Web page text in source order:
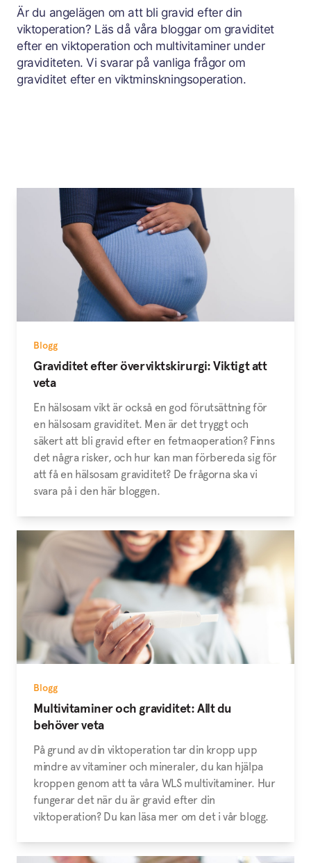
Är du angelägen om att bli gravid efter din
viktoperation? Läs då våra bloggar om graviditet
efter en viktoperation och multivitaminer under
graviditeten. Vi svarar på vanliga frågor om
graviditet efter en viktminskningsoperation.
Blogg
Graviditet efter överviktskirurgi: Viktigt att
veta
En hälsosam vikt är också en god förutsättning för
en hälsosam graviditet. Men är det tryggt och
säkert att bli gravid efter en fetmaoperation? Finns
det några risker, och hur kan man förbereda sig för
att få en hälsosam graviditet? De frågorna ska vi
svara på i den här bloggen.
Blogg
Multivitaminer och graviditet: Allt du
behöver veta
På grund av din viktoperation tar din kropp upp
mindre av vitaminer och mineraler, du kan hjälpa
kroppen genom att ta våra WLS multivitaminer. Hur
fungerar det när du är gravid efter din
viktoperation? Du kan läsa mer om det i vår blogg.